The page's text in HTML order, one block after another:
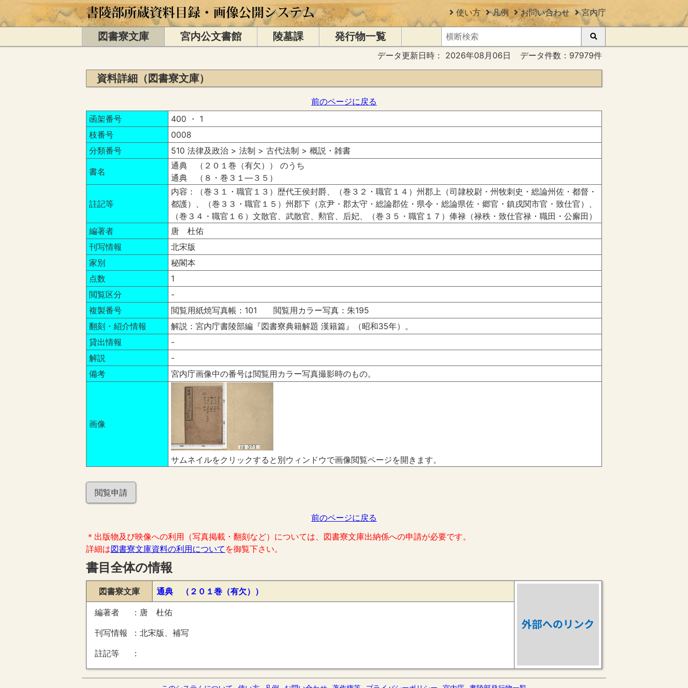
使い方 凡例 お問い合わせ 宮内庁
図書寮文庫 宮内公文書館 陵墓課 発行物一覧
データ更新日時： 2026年08月06日 データ件数：97979件
資料詳細（図書寮文庫）
前のページに戻る
函架番号
400 ・ 1
枝番号
0008
分類番号
510 法律及政治 > 法制 > 古代法制 > 概説・雑書
書名
通典 （２０１巻（有欠）） のうち
通典 （８・巻３１―３５）
註記等
内容：（巻３１・職官１３）歴代王侯封爵、（巻３２・職官１４）州郡上（司隷校尉・州牧刺史・総論州佐・都督・
都護）、（巻３３・職官１５）州郡下（京尹・郡太守・総論郡佐・県令・総論県佐・郷官・鎮戌関市官・致仕官）、
（巻３４・職官１６）文散官、武散官、勲官、后妃、（巻３５・職官１７）俸禄（禄秩・致仕官禄・職田・公廨田）
編著者
唐 杜佑
刊写情報
北宋版
家別
秘閣本
点数
1
閲覧区分
-
複製番号
閲覧用紙焼写真帳：101 閲覧用カラー写真：朱195
翻刻・紹介情報
解説：宮内庁書陵部編『図書寮典籍解題 漢籍篇』（昭和35年）。
貸出情報
-
解説
-
備考
宮内庁画像中の番号は閲覧用カラー写真撮影時のもの。
画像
サムネイルをクリックすると別ウィンドウで画像閲覧ページを開きます。
閲覧申請
前のページに戻る
＊出版物及び映像への利用（写真掲載・翻刻など）については、図書寮文庫出納係への申請が必要です。
詳細は図書寮文庫資料の利用について を御覧下さい。
書目全体の情報
図書寮文庫 通典 （２０１巻（有欠））
編著者
唐 杜佑
刊写情報
北宋版、補写
註記等